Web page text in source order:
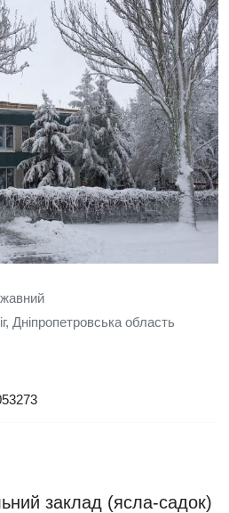
Дніпропетровська область
заклад (ясла-садок)